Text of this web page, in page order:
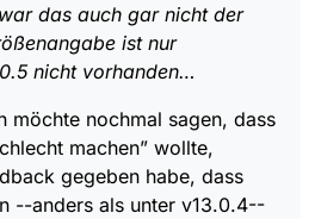
das auch gar nicht der
ist nur
nicht vorhanden…
möchte nochmal sagen, dass
machen” wollte,
gegeben habe, dass
--anders als unter v13.0.4--